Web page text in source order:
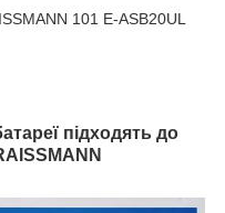
101 E-ASB20UL
підходять до